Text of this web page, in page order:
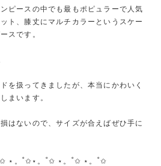
ピースの中でも最もポピュラーで人気
ト、膝丈にマルチカラーというスケー
スです。
を扱ってきましたが、本当にかわいく
まいます。
はないので、サイズが合えばぜひ手に
⋆。˚✩⋆。˚✩ ⋆。˚✩ ⋆。˚✩